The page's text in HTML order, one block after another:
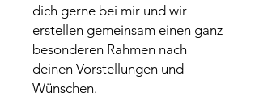
dich gerne bei mir und wir
erstellen gemeinsam einen ganz
besonderen Rahmen nach
deinen Vorstellungen und
Wünschen.